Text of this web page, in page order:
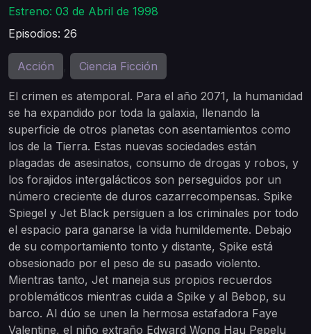
Estreno: 03 de Abril de 1998
Episodios: 26
Acción Ciencia Ficción
El crimen es atemporal. Para el año 2071, la humanidad
se ha expandido por toda la galaxia, llenando la
superficie de otros planetas con asentamientos como
los de la Tierra. Estas nuevas sociedades están
plagadas de asesinatos, consumo de drogas y robos, y
los forajidos intergalácticos son perseguidos por un
número creciente de duros cazarrecompensas. Spike
Spiegel y Jet Black persiguen a los criminales por todo
el espacio para ganarse la vida humildemente. Debajo
de su comportamiento tonto y distante, Spike está
obsesionado por el peso de su pasado violento.
Mientras tanto, Jet maneja sus propios recuerdos
problemáticos mientras cuida a Spike y al Bebop, su
barco. Al dúo se unen la hermosa estafadora Faye
Valentine, el niño extraño Edward Wong Hau Pepelu